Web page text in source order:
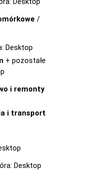
/
Desktop
+ pozostałe
i remonty
i transport
Desktop